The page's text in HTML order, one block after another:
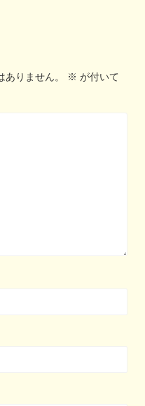
りません。 ※ が付いて